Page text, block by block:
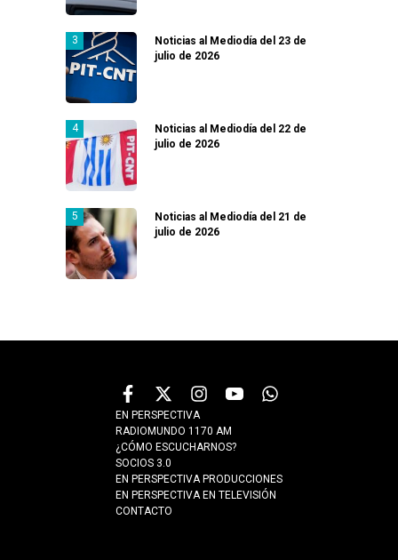
Noticias al Mediodía del 23 de
julio de 2026
Noticias al Mediodía del 22 de
julio de 2026
Noticias al Mediodía del 21 de
julio de 2026
EN PERSPECTIVA
RADIOMUNDO 1170 AM
¿CÓMO ESCUCHARNOS?
SOCIOS 3.0
EN PERSPECTIVA PRODUCCIONES
EN PERSPECTIVA EN TELEVISIÓN
CONTACTO